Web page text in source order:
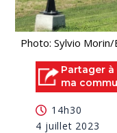
Photo: Sylvio Morin/
Partager à
ma
14h30
4 juillet 2023